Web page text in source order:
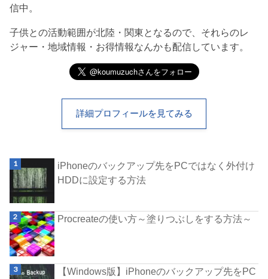
信中。
子供との活動範囲が北陸・関東となるので、それらのレ
ジャー・地域情報・お得情報なんかも配信しています。
詳細プロフィールを見てみる
iPhoneのバックアップ先をPCではなく外付け
HDDに設定する方法
Procreateの使い方～塗りつぶしをする方法～
【Windows版】iPhoneのバックアップ先をPC